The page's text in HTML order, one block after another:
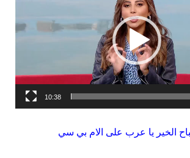
10:38
الخير يا عرب على الام بي سي